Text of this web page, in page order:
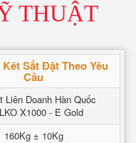
THUẬT
Sắt Đặt Theo Yêu
Cầu
Liên Doanh Hàn Quốc
X1000 - E Gold
160Kg ± 10Kg